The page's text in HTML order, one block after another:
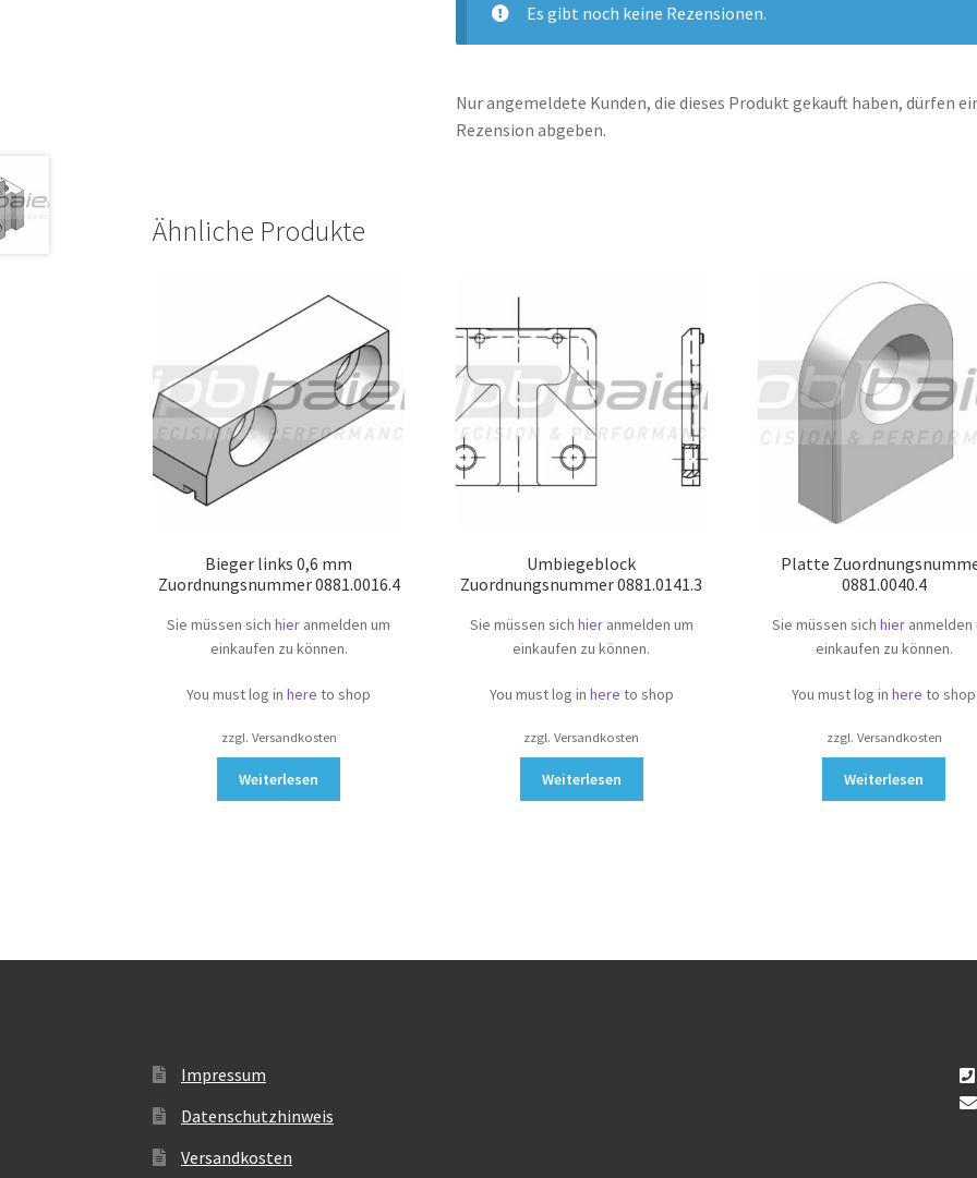
Es gibt noch keine Rezensionen.
Nur angemeldete Kunden, die dieses Produkt gekauft haben, dürfen
Rezension abgeben.
Ähnliche Produkte
Bieger links 0,6 mm
Zuordnungsnummer 0881.0016.4
Sie müssen sichhier anmelden um
einkaufen zu können.
You must log inhereto shop
zzgl. Versandkosten
Weiterlesen
Umbiegeblock
Zuordnungsnummer 0881.0141.3
Sie müssen sich hieranmelden um
einkaufen zu können.
You must log in here to shop
zzgl. Versandkosten
Weiterlesen
Platte
0881.0040.4
Sie müssen sichhier anmelden
einkaufen zu können.
You must log inhereto shop
zzgl. Versandkosten
Weiterlesen
Impressum
Datenschutzhinweis
Versandkosten